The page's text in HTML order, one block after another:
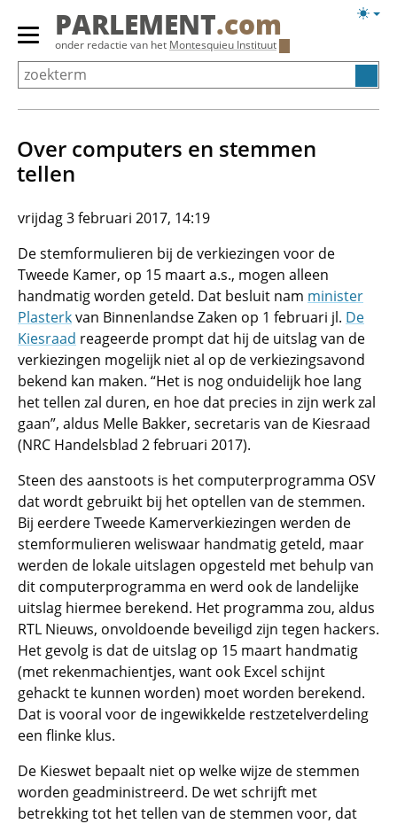
Overslaan
Primair
menu
tonen/verbergen
PARLEMENT.com
onder redactie van het Montesquieu Instituut
Over computers en stemmen
tellen
vrijdag 3 februari 2017, 14:19
De stemformulieren bij de verkiezingen voor de
Tweede Kamer, op 15 maart a.s., mogen alleen
handmatig worden geteld. Dat besluit nam minister
Plasterkvan Binnenlandse Zaken op 1 februari jl. De
Kiesraad reageerde prompt dat hij de uitslag van de
verkiezingen mogelijk niet al op de verkiezingsavond
bekend kan maken. “Het is nog onduidelijk hoe lang
het tellen zal duren, en hoe dat precies in zijn werk zal
gaan”, aldus Melle Bakker, secretaris van de Kiesraad
(NRC Handelsblad 2 februari 2017).
Steen des aanstoots is het computerprogramma OSV
dat wordt gebruikt bij het optellen van de stemmen.
Bij eerdere Tweede Kamerverkiezingen werden de
stemformulieren weliswaar handmatig geteld, maar
werden de lokale uitslagen opgesteld met behulp van
dit computerprogramma en werd ook de landelijke
uitslag hiermee berekend. Het programma zou, aldus
RTL Nieuws, onvoldoende beveiligd zijn tegen hackers.
Het gevolg is dat de uitslag op 15 maart handmatig
(met rekenmachientjes, want ook Excel schijnt
gehackt te kunnen worden) moet worden berekend.
Dat is vooral voor de ingewikkelde restzetelverdeling
een flinke klus.
De Kieswet bepaalt niet op welke wijze de stemmen
worden geadministreerd. De wet schrijft met
betrekking tot het tellen van de stemmen voor, dat